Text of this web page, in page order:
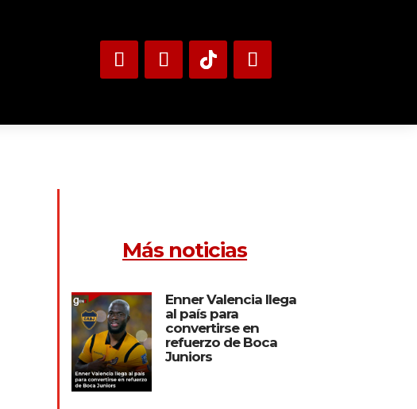
Más noticias
Enner Valencia llega
al país para
convertirse en
refuerzo de Boca
Juniors